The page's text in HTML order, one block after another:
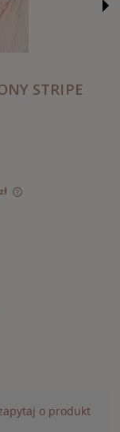
STRIPE
o produkt